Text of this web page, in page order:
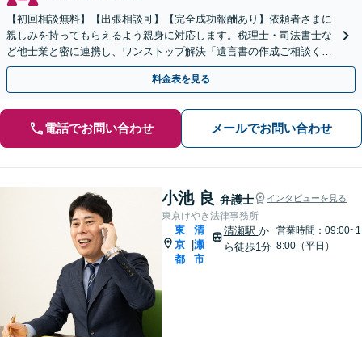
【初回相談無料】【出張相談可】【完全成功報酬あり】依頼者さまに
親しみを持ってもらえるよう親身に対応します。税理士・司法書士な
ど他士業と密に連携し、ワンストップ解決「遺言書の作成ご相談くだ
さい／相続での揉め事を未然に防ぐ」【休日・夜間相談可】
料金表を見る
電話でお問い合わせ メールでお問い合わせ
小池 良 弁護士 インタビューを見る
東京けやき法律事務所
東
京
都
清
瀬
市
清瀬駅 か
ら徒歩1分
営業時間：09:00~1
8:00（平日）